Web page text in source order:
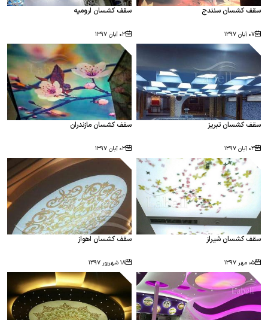
سقف کشسان سنندج
۰۷ آبان ۱۳۹۷
سقف کشسان ارومیه
۰۳ آبان ۱۳۹۷
سقف کشسان تبریز
۰۳ آبان ۱۳۹۷
سقف کشسان مازندران
۰۳ آبان ۱۳۹۷
سقف کشسان شیراز
۰۵ مهر ۱۳۹۷
سقف کشسان اهواز
۱۸ شهریور ۱۳۹۷